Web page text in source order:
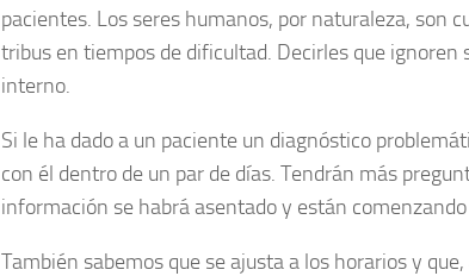
pacientes. Los seres humanos, por naturaleza, son
tribus en tiempos de dificultad. Decirles que
interno.
Si le ha dado a un paciente un diagnóstico
con él dentro de un par de días. Tendrán más
información se habrá asentado y están
También sabemos que se ajusta a los horarios y